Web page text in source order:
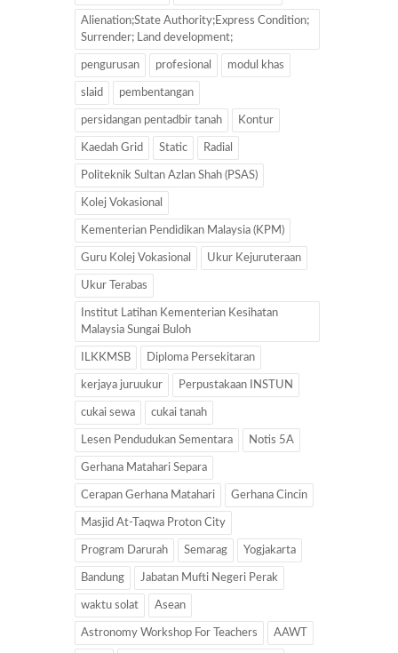
Alienation;State Authority;Express Condition;
Surrender; Land development;
pengurusan profesional modul khas
slaid pembentangan
persidangan pentadbir tanah Kontur
Kaedah Grid Static Radial
Politeknik Sultan Azlan Shah (PSAS)
Kolej Vokasional
Kementerian Pendidikan Malaysia (KPM)
Guru Kolej Vokasional Ukur Kejuruteraan
Ukur Terabas
Institut Latihan Kementerian Kesihatan
Malaysia Sungai Buloh
ILKKMSB Diploma Persekitaran
kerjaya juruukur Perpustakaan INSTUN
cukai sewa cukai tanah
Lesen Pendudukan Sementara Notis 5A
Gerhana Matahari Separa
Cerapan Gerhana Matahari Gerhana Cincin
Masjid At-Taqwa Proton City
Program Darurah Semarag Yogjakarta
Bandung Jabatan Mufti Negeri Perak
waktu solat Asean
Astronomy Workshop For Teachers AAWT